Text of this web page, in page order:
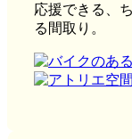
応援できる、
る間取り。